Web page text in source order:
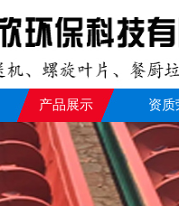
产品展示 资质